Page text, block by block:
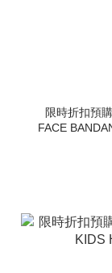
限時折扣預
FACE